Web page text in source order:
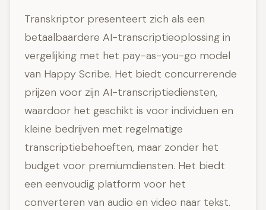
Transkriptor presenteert zich als een
betaalbaardere AI-transcriptieoplossing in
vergelijking met het pay-as-you-go model
van Happy Scribe. Het biedt concurrerende
prijzen voor zijn AI-transcriptiediensten,
waardoor het geschikt is voor individuen en
kleine bedrijven met regelmatige
transcriptiebehoeften, maar zonder het
budget voor premiumdiensten. Het biedt
een eenvoudig platform voor het
converteren van audio en video naar tekst.